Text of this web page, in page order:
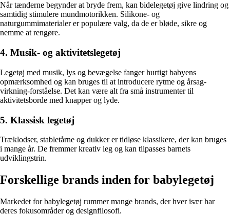
Når tænderne begynder at bryde frem, kan bidelegetøj give lindring og
samtidig stimulere mundmotorikken. Silikone- og
naturgummimaterialer er populære valg, da de er bløde, sikre og
nemme at rengøre.
4. Musik- og aktivitetslegetøj
Legetøj med musik, lys og bevægelse fanger hurtigt babyens
opmærksomhed og kan bruges til at introducere rytme og årsag-
virkning-forståelse. Det kan være alt fra små instrumenter til
aktivitetsborde med knapper og lyde.
5. Klassisk legetøj
Træklodser, stabletårne og dukker er tidløse klassikere, der kan bruges
i mange år. De fremmer kreativ leg og kan tilpasses barnets
udviklingstrin.
Forskellige brands inden for babylegetøj
Markedet for babylegetøj rummer mange brands, der hver især har
deres fokusområder og designfilosofi.